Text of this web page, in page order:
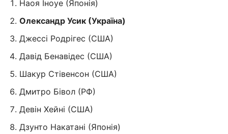
Наоя Іноуе (Японія)
Олександр Усик (Україна)
Джессі Родрігес (США)
Давід Бенавідес (США)
Шакур Стівенсон (США)
Дмитро Бівол (РФ)
Девін Хейні (США)
Дзунто Накатані (Японія)